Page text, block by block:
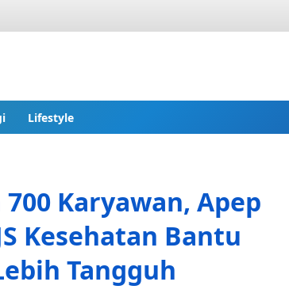
Lifestyle
Karyawan, Apep
Kesehatan Bantu
Tangguh